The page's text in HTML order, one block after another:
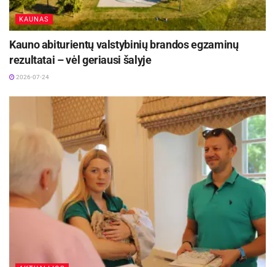
KAUNAS
Kauno abiturientų valstybinių brandos egzaminų
rezultatai – vėl geriausi šalyje
2026-07-24